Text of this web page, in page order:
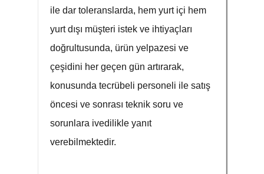
ile dar toleranslarda, hem yurt içi hem
yurt dışı müşteri istek ve ihtiyaçları
doğrultusunda, ürün yelpazesi ve
çeşidini her geçen gün artırarak,
konusunda tecrübeli personeli ile satış
öncesi ve sonrası teknik soru ve
sorunlara ivedilikle yanıt
verebilmektedir.